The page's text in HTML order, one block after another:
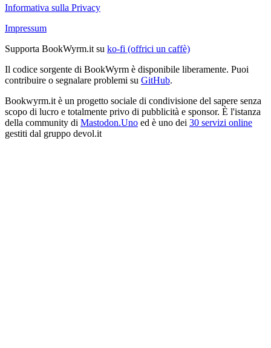
Informativa sulla Privacy
Impressum
Supporta BookWyrm.it su ko-fi (offrici un caffè)
Il codice sorgente di BookWyrm è disponibile liberamente. Puoi
contribuire o segnalare problemi su GitHub.
Bookwyrm.it è un progetto sociale di condivisione del sapere senza
scopo di lucro e totalmente privo di pubblicità e sponsor. È l'istanza
della community di Mastodon.Uno ed è uno dei 30 servizi online
gestiti dal gruppo devol.it